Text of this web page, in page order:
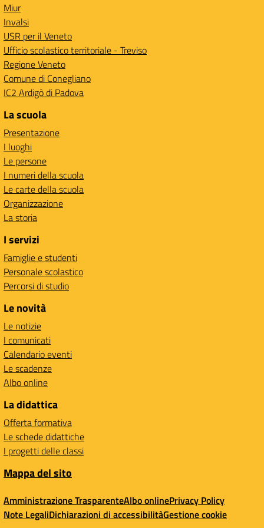
Miur
Invalsi
USR per il Veneto
Ufficio scolastico territoriale - Treviso
Regione Veneto
Comune di Conegliano
IC2 Ardigò di Padova
La scuola
Presentazione
I luoghi
Le persone
I numeri della scuola
Le carte della scuola
Organizzazione
La storia
I servizi
Famiglie e studenti
Personale scolastico
Percorsi di studio
Le novità
Le notizie
I comunicati
Calendario eventi
Le scadenze
Albo online
La didattica
Offerta formativa
Le schede didattiche
I progetti delle classi
Mappa del sito
Amministrazione TrasparenteAlbo onlinePrivacy Policy
Note LegaliDichiarazioni di accessibilitàGestione cookie